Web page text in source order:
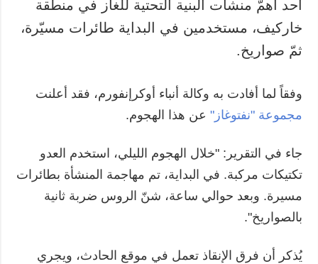
أحد أهمّ منشآت البنية التحتية للغاز في منطقة
خاركيف، مستخدمين في البداية طائرات مسيّرة،
ثمّ صواريخ.
وفقاً لما أفادت به وكالة أنباء أوكرإنفورم، فقد أعلنت
مجموعة "نفتوغاز" عن هذا الهجوم.
جاء في التقرير: "خلال الهجوم الليلي، استخدم العدو
تكتيكات مركبة. في البداية، تم مهاجمة المنشأة بطائرات
مسيرة. وبعد حوالي ساعة، شنّ الروس ضربة ثانية
بالصواريخ".
يُذكر أن فرق الإنقاذ تعمل في موقع الحادث، ويجري